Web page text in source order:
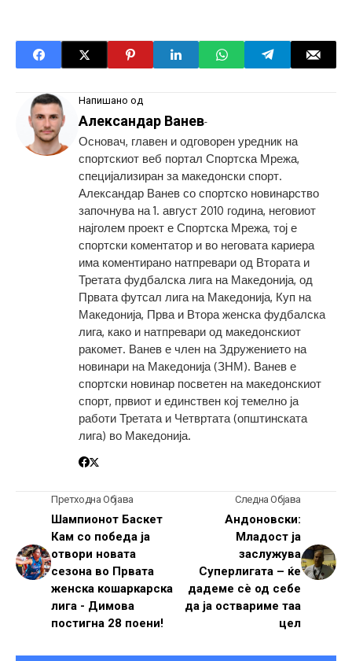
Напишано од
Александар Ванев-
Основач, главен и одговорен уредник на
спортскиот веб портал Спортска Мрежа,
специјализиран за македонски спорт.
Александар Ванев со спортско новинарство
започнува на 1. август 2010 година, неговиот
најголем проект е Спортска Мрежа, тој е
спортски коментатор и во неговата кариера
има коментирано натпревари од Втората и
Третата фудбалска лига на Македонија, од
Првата футсал лига на Македонија, Куп на
Македонија, Прва и Втора женска фудбалска
лига, како и натпревари од македонскиот
ракомет. Ванев е член на Здружението на
новинари на Македонија (ЗНМ). Ванев е
спортски новинар посветен на македонскиот
спорт, првиот и единствен кој темелно ја
работи Третата и Четвртата (општинската
лига) во Македонија.
Претходна Објава
Шампионот Баскет
Кам со победа ја
отвори новата
сезона во Првата
женска кошаркарска
лига - Димова
постигна 28 поени!
Следна Објава
Андоновски:
Младост ја
заслужува
Суперлигата – ќе
дадеме сè од себе
да ја оствариме таа
цел